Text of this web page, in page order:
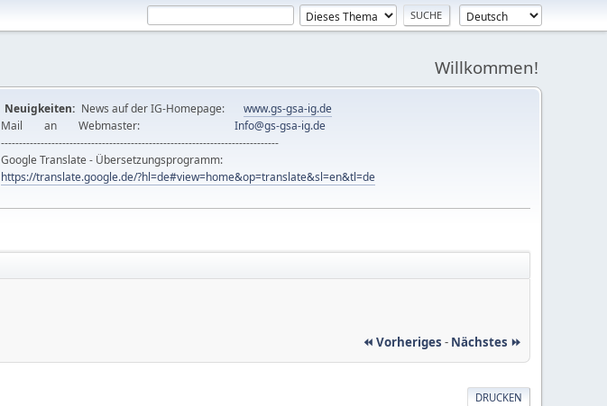
Willkommen!
Neuigkeiten: News auf der IG-Homepage: www.gs-gsa-ig.de
Mail an Webmaster: Info@gs-gsa-ig.de
-----------------------------------------------------------------------------
Google Translate - Übersetzungsprogramm:
https://translate.google.de/?hl=de#view=home&op=translate&sl=en&tl=de
⏪ Vorheriges - Nächstes ⏩
DRUCKEN